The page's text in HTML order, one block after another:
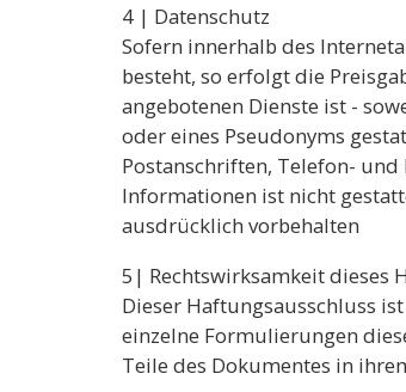
4 | Datenschutz
Sofern innerhalb des
besteht, so erfolgt die
angebotenen Dienste ist -
oder eines Pseudonyms
Postanschriften, Telefon-
Informationen ist nicht
ausdrücklich vorbehalten
5| Rechtswirksamkeit dieses
Dieser Haftungsausschluss
einzelne Formulierungen
Teile des Dokumentes in